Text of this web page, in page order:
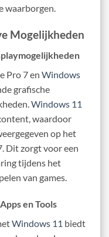
waarborgen.
Mogelijkheden
Pro 7 en Windows
grafische
Windows 11
waardoor
op het
Dit zorgt voor een
tijdens het
van games.
en Tools
Windows 11 biedt